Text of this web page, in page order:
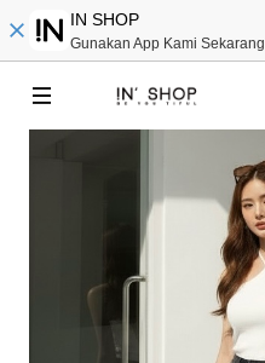
IN SHOP
Gunakan App Kami Sekarang